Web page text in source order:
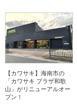
【カワサキ】海南市の
「カワサキ プラザ和歌
山」がリニューアルオー
プン！